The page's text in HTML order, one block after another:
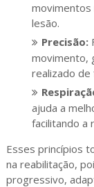
movimentos
lesão.
Precisão:
movimento,
realizado
ajuda a
facilitando a
Esses princípios
na reabilitação,
progressivo,